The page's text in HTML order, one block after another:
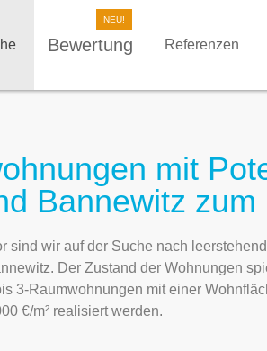
Bewertung Referenzen
mit
Bannewitz zum
sind wir auf der Suche nach
Der Zustand der Wohnungen
3-Raumwohnungen mit einer
€/m² realisiert werden.